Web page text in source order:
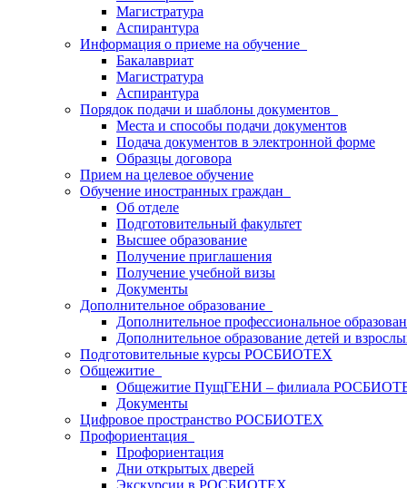
Магистратура
Аспирантура
Информация о приеме на обучение
Бакалавриат
Магистратура
Аспирантура
Порядок подачи и шаблоны документов
Места и способы подачи документов
Подача документов в электронной форме
Образцы договора
Прием на целевое обучение
Обучение иностранных граждан
Об отделе
Подготовительный факультет
Высшее образование
Получение приглашения
Получение учебной визы
Документы
Дополнительное образование
Дополнительное профессиональное
Дополнительное образование детей и
Подготовительные курсы РОСБИОТЕХ
Общежитие
Общежитие ПущГЕНИ – филиала
Документы
Цифровое пространство РОСБИОТЕХ
Профориентация
Профориентация
Дни открытых дверей
Экскурсии в РОСБИОТЕХ